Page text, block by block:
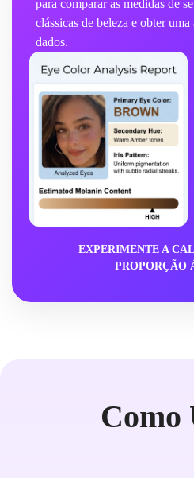
para comparar as medidas de
clássicas de beleza e obter
dados.
EXPERIMENTE A
PROPORÇÃO
Como